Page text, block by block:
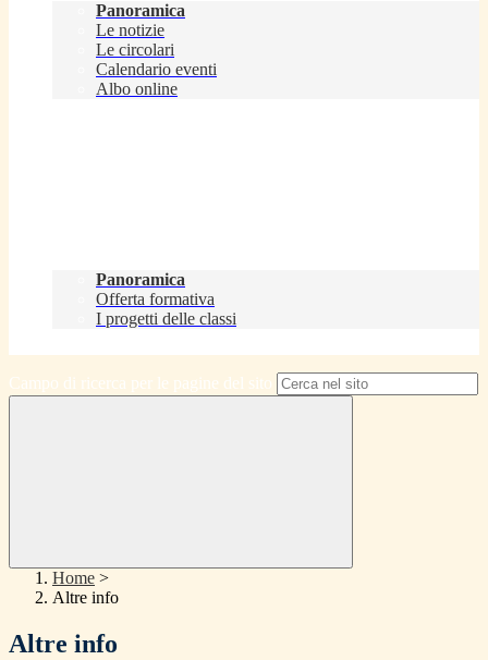
Panoramica
Le notizie
Le circolari
Calendario eventi
Albo online
Panoramica
Offerta formativa
I progetti delle classi
Campo di ricerca per le pagine del sito
Home >
Altre info
Altre info